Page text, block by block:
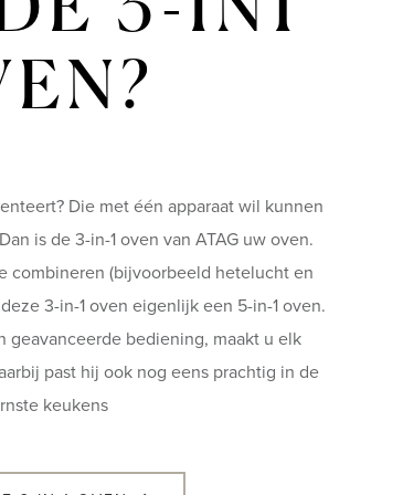
Die met één apparaat wil kunnen
is de 3-in-1 oven van ATAG uw oven.
combineren (bijvoorbeeld hetelucht en
3-in-1 oven eigenlijk een 5-in-1 oven.
geavanceerde bediening, maakt u elk
past hij ook nog eens prachtig in de
keukens